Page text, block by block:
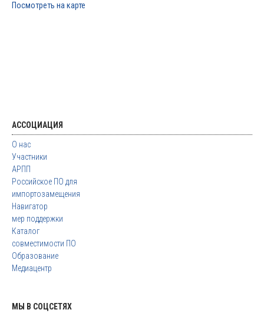
Посмотреть на карте
АССОЦИАЦИЯ
О нас
Участники
АРПП
Российское ПО для
импортозамещения
Навигатор
мер поддержки
Каталог
совместимости ПО
Образование
Медиацентр
МЫ В СОЦСЕТЯХ